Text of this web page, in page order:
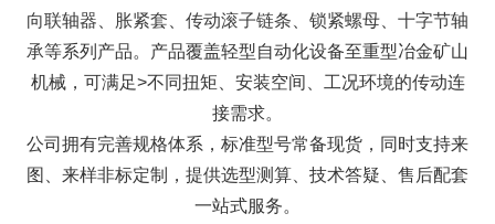
向联轴器
胀紧套 传动滚子链条 锁紧螺母
十字节轴
承等系列产品。产品覆盖轻型自动化设备至重型冶金矿山
机械，可满足>不同扭矩、安装空间、工况环境的传动连
接需求。
公司拥有完善规格体系，标准型号常备现货，同时支持来
图、来样非标定制，提供选型测算、技术答疑、售后配套
一站式服务。